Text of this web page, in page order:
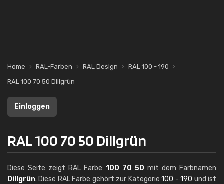
Home RAL-Farben RAL Design
RAL 100 - 190
RAL 100 70 50 Dillgrün
Einloggen
RAL 100 70 50 Dillgrün
Diese Seite zeigt RAL Farbe 100 70 50 mit dem Farbnamen
Dillgrün. Diese RAL Farbe gehört zur Kategorie100 - 190 und ist